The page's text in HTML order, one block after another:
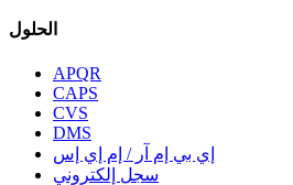
الحلول
APQR
CAPS
CVS
DMS
إي بي إم آر / إم إي إس
سجل إلكتروني